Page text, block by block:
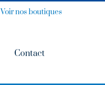
Voir nos boutiques
Contact